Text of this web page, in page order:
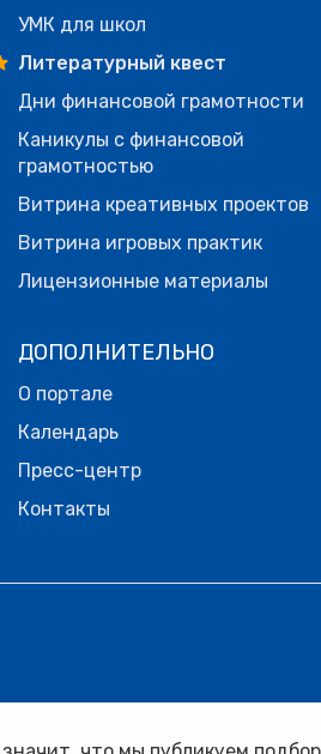
УМК для школ
Литературный квест
Дни финансовой грамотности
Каникулы с финансовой
грамотностью
Витрина креативных проектов
Витрина игровых практик
Лицензионные материалы
ДОПОЛНИТЕЛЬНО
О портале
Календарь
Пресс-центр
Контакты